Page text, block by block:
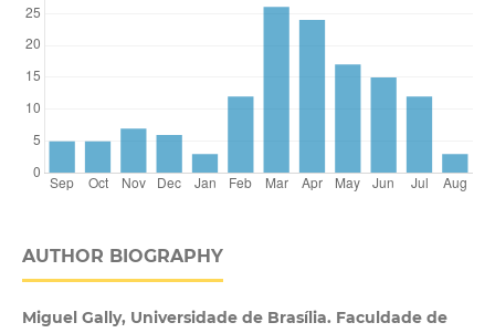
AUTHOR BIOGRAPHY
Miguel Gally, Universidade de Brasília. Faculdade de